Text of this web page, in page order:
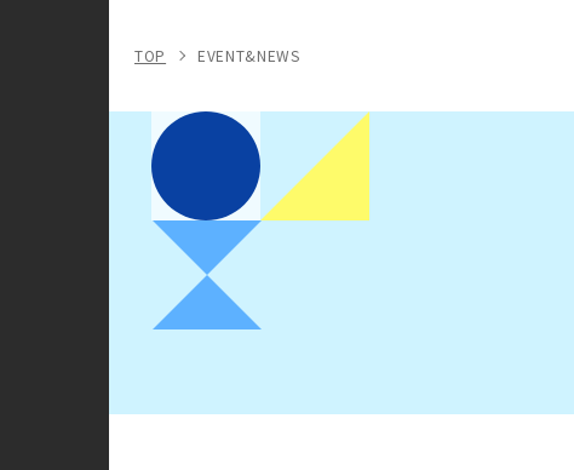
TOP EVENT&NEWS